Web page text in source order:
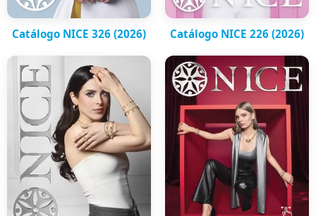
Catálogo NICE 326 (2026) Catálogo NICE 226 (2026)